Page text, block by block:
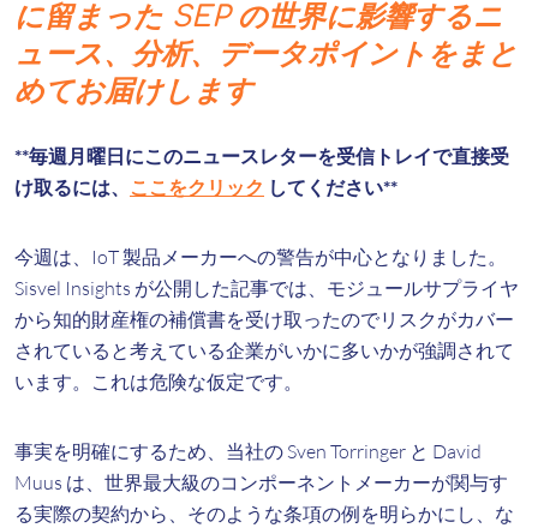
に留まった SEP の世界に影響するニ
ュース、分析、データポイントをまと
めてお届けします
**毎週月曜日にこのニュースレターを受信トレイで直接受
け取るには、
ここをクリック してください**
今週は、IoT 製品メーカーへの警告が中心となりました。
Sisvel Insights が公開した記事では、モジュールサプライヤ
から知的財産権の補償書を受け取ったのでリスクがカバー
されていると考えている企業がいかに多いかが強調されて
います。これは危険な仮定です。
事実を明確にするため、当社の Sven Torringer と David
Muus は、世界最大級のコンポーネントメーカーが関与す
る実際の契約から、そのような条項の例を明らかにし、な